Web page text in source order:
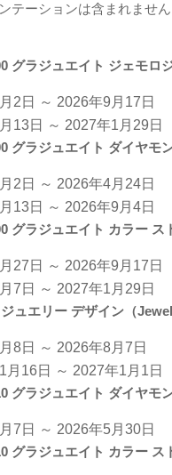
テーションは含まれません
グラジュエイト ジェモロ
2日 ～ 2026年9月17日
13日 ～ 2027年1月29日
グラジュエイト ダイヤモ
2日 ～ 2026年4月24日
13日 ～ 2026年9月4日
グラジュエイト カラー
27日 ～ 2026年9月17日
7日 ～ 2027年1月29日
ュエリー デザイン（
8日 ～ 2026年8月7日​
月16日 ～ 2027年1月1日​
グラジュエイト ダイヤモ
7日 ～ 2026年5月30日
グラジュエイト カラー